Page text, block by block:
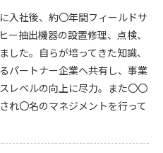
入社後、約〇年間フィールドサ
ー抽出機器の設置修理、点検、
した。自らが培ってきた知識、
パートナー企業へ共有し、事業
レベルの向上に尽力。また〇〇
れ〇名のマネジメントを行って